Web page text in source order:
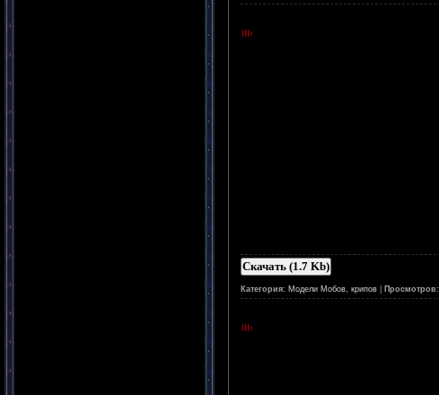
Скачать (1.7 Kb)
Категория: Модели Мобов, крипов Просмотров: